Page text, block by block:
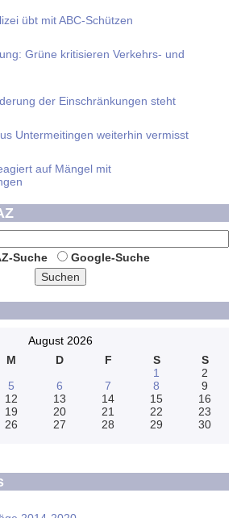
übt mit ABC-Schüt­zen
Grüne kritisieren Verkehrs- und
der Einschränkungen steht
Untermeitingen weiterhin vermisst
auf Mängel mit
Suche
Google-Suche
Suchen
August 2026
M D F S
S
1
2
5 6 7 8
9
12 13 14 15
16
19 20 21 22
23
26 27 28 29
30